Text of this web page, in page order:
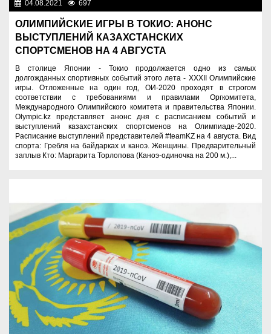
04.08.2021 697
ОЛИМПИЙСКИЕ ИГРЫ В ТОКИО: АНОНС
ВЫСТУПЛЕНИЙ КАЗАХСТАНСКИХ
СПОРТСМЕНОВ НА 4 АВГУСТА
В столице Японии - Токио продолжается одно из самых
долгожданных спортивных событий этого лета - XXXII Олимпийские
игры. Отложенные на один год, ОИ-2020 проходят в строгом
соответствии с требованиями и правилами Оргкомитета,
Международного Олимпийского комитета и правительства Японии.
Olympic.kz представляет анонс дня с расписанием событий и
выступлений казахстанских спортсменов на Олимпиаде-2020.
Расписание выступлений представителей #teamKZ на 4 августа. Вид
спорта: Гребля на байдарках и каноэ. Женщины. Предварительный
заплыв Кто: Маргарита Торлопова (Каноэ-одиночка на 200 м.),...